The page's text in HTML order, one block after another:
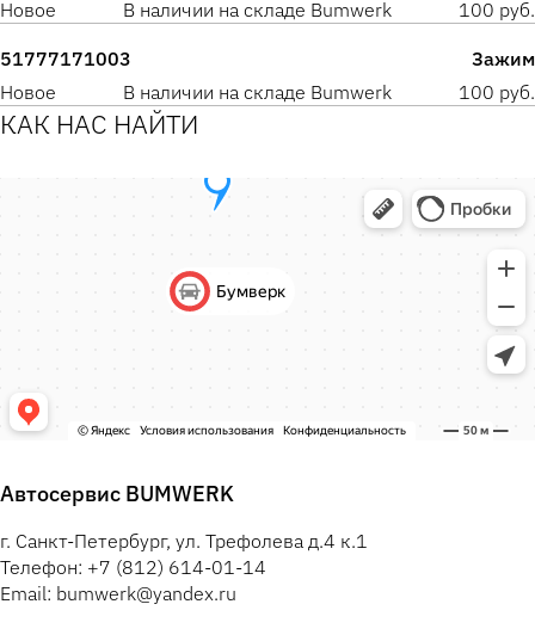
Новое
В наличии на складе Bumwerk 100 руб.
51777171003
Зажим
Новое
В наличии на складе Bumwerk 100 руб.
КАК НАС НАЙТИ
Автосервис BUMWERK
г. Санкт-Петербург, ул. Трефолева д.4 к.1
Телефон: +7 (812) 614-01-14
Email: bumwerk@yandex.ru